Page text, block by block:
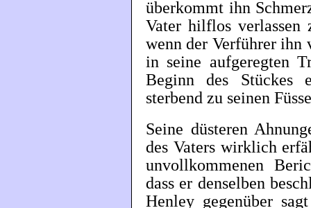
überkommt ihn
Vater hilflos verlassen
wenn der Verführer ihn
in seine aufgeregten
Beginn des Stückes
sterbend zu seinen
Seine düsteren
des Vaters wirklich
unvollkommenen
dass er denselben
Henley gegenüber